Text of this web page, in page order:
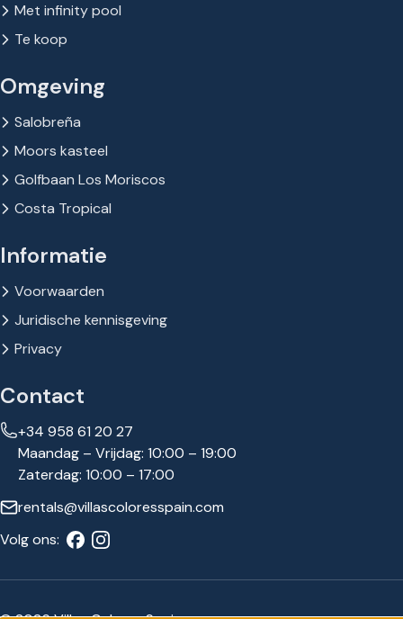
Met infinity pool
Te koop
Omgeving
Salobreña
Moors kasteel
Golfbaan Los Moriscos
Costa Tropical
Informatie
Voorwaarden
Juridische kennisgeving
Privacy
Contact
+34 958 61 20 27
Maandag – Vrijdag: 10:00 – 19:00
Zaterdag: 10:00 – 17:00
rentals@villascoloresspain.com
Volg ons: